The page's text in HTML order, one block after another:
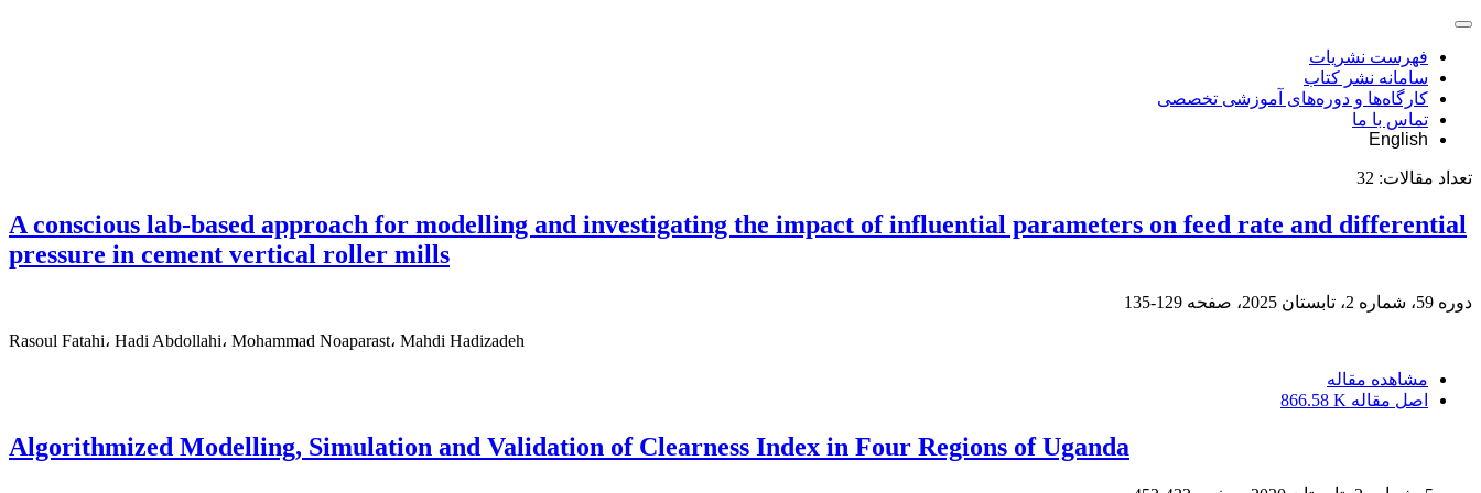
فهرست نشریات
سامانه نشر کتاب
کارگاه‌ها و دوره‌های آموزشی تخصصی
تماس با ما
English
تعداد مقالات: 32
A conscious lab-based approach for modelling and investigating the impact of influential parameters on feed rate and differential
pressure in cement vertical roller mills
دوره 59، شماره 2، تابستان 2025، صفحه 129-135
Rasoul Fatahi، Hadi Abdollahi، Mohammad Noaparast، Mahdi Hadizadeh
مشاهده مقاله
اصل مقاله 866.58 K
Algorithmized Modelling, Simulation and Validation of Clearness Index in Four Regions of Uganda